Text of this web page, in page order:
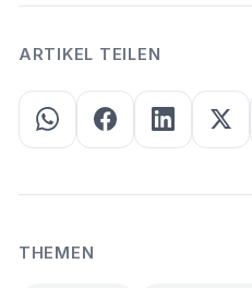
ARTIKEL TEILEN
THEMEN